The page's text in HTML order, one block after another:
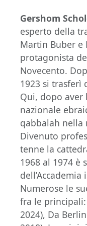
Gershom
esperto della
Martin Buber e
protagonista
Novecento.
1923 si trasferì
Qui, dopo aver
nazionale
qabbalah nella
Divenuto
tenne la
1968 al 1974 è
Numerose le
fra le
2024), Da